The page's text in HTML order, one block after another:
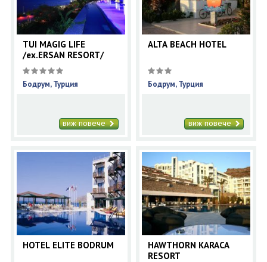
TUI MAGIG LIFE
/ex.ERSAN RESORT/
Бодрум, Турция
виж повече
ALTA BEACH HOTEL
Бодрум, Турция
виж повече
HOTEL ELITE BODRUM
HAWTHORN KARACA
RESORT